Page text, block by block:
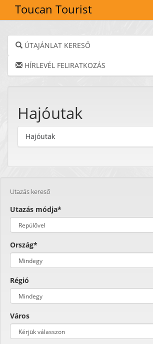
Toucan Tourist
ÚTAJÁNLAT KERESŐ
HÍRLEVÉL FELIRATKOZÁS
Hajóutak
Hajóutak
Utazás kereső
Utazás módja*
Ország*
Régió
Város